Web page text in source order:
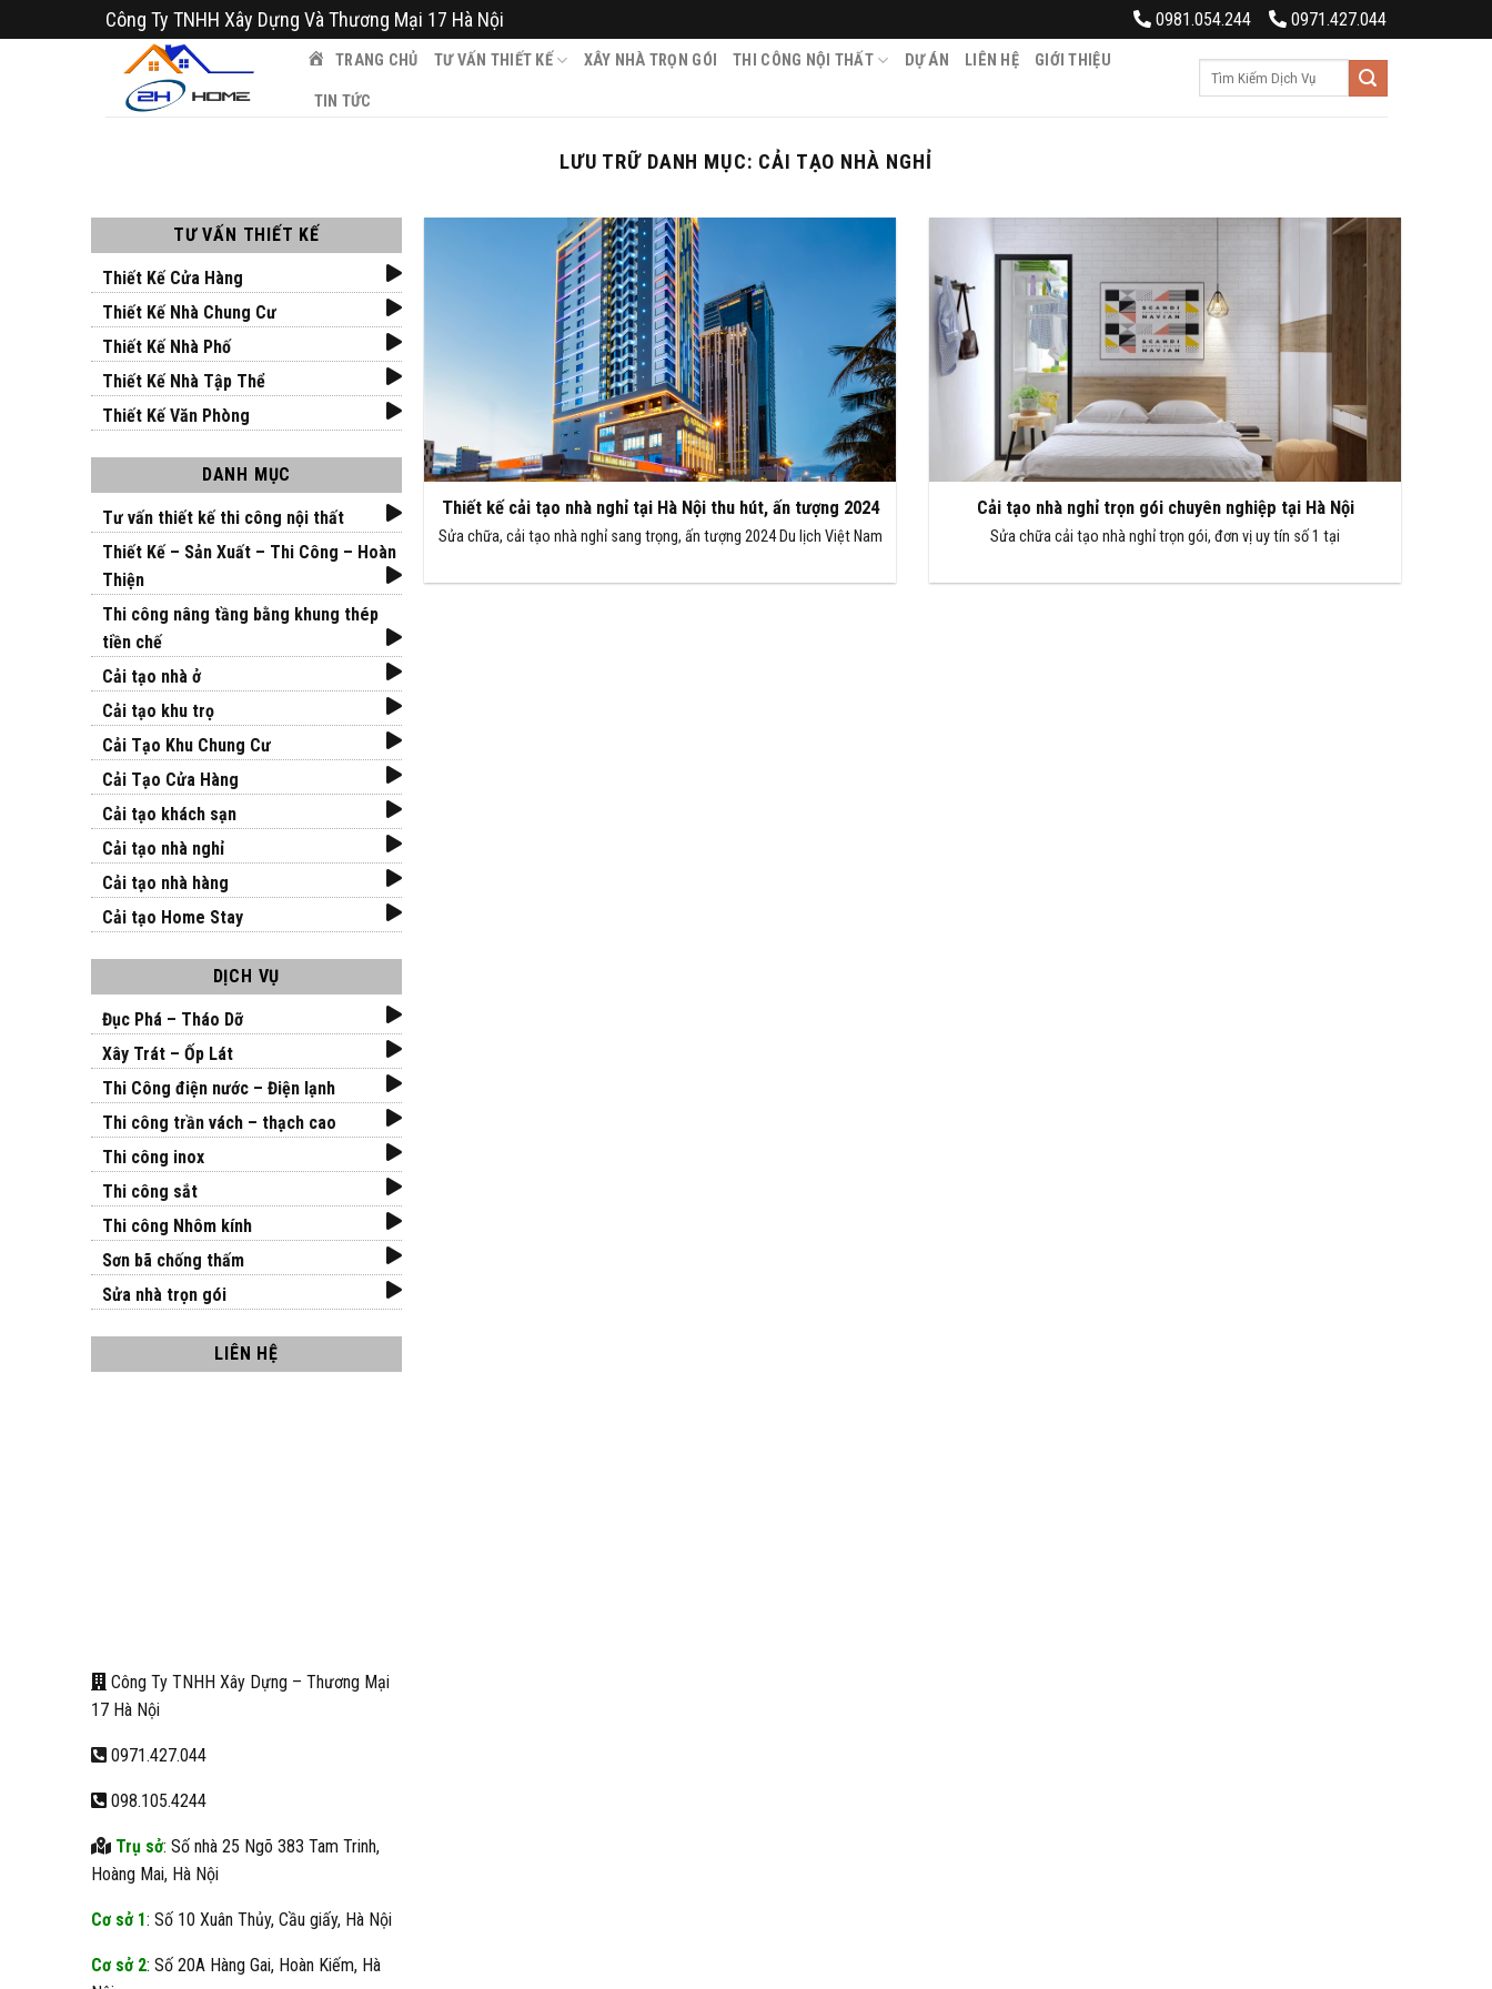
qua
Công Ty TNHH Xây Dựng Và Thương Mại 17 Hà Nội 0981.054.244 0971.427.044
TRANG CHỦ TƯ VẤN THIẾT KẾ XÂY NHÀ TRỌN GÓI THI CÔNG NỘI THẤT DỰ ÁN LIÊN HỆ GIỚI THIỆU
TIN TỨC
LƯU TRỮ DANH MỤC: CẢI TẠO NHÀ NGHỈ
TƯ VẤN THIẾT KẾ
Thiết Kế Cửa Hàng
Thiết Kế Nhà Chung Cư
Thiết Kế Nhà Phố
Thiết Kế Nhà Tập Thể
Thiết Kế Văn Phòng
DANH MỤC
Tư vấn thiết kế thi công nội thất
Thiết Kế – Sản Xuất – Thi Công – Hoàn
Thiện
Thi công nâng tầng bằng khung thép
tiền chế
Cải tạo nhà ở
Cải tạo khu trọ
Cải Tạo Khu Chung Cư
Cải Tạo Cửa Hàng
Cải tạo khách sạn
Cải tạo nhà nghỉ
Cải tạo nhà hàng
Cải tạo Home Stay
DỊCH VỤ
Đục Phá – Tháo Dỡ
Xây Trát – Ốp Lát
Thi Công điện nước – Điện lạnh
Thi công trần vách – thạch cao
Thi công inox
Thi công sắt
Thi công Nhôm kính
Sơn bã chống thấm
Sửa nhà trọn gói
LIÊN HỆ
Công Ty TNHH Xây Dựng – Thương Mại
17 Hà Nội
0971.427.044
098.105.4244
Trụ sở: Số nhà 25 Ngõ 383 Tam Trinh,
Hoàng Mai, Hà Nội
Cơ sở 1: Số 10 Xuân Thủy, Cầu giấy, Hà Nội
Cơ sở 2: Số 20A Hàng Gai, Hoàn Kiếm, Hà
Thiết kế cải tạo nhà nghỉ tại Hà Nội thu hút, ấn tượng 2024
Sửa chữa, cải tạo nhà nghỉ sang trọng, ấn tượng 2024 Du lịch Việt Nam
Cải tạo nhà nghỉ trọn gói chuyên nghiệp tại Hà Nội
Sửa chữa cải tạo nhà nghỉ trọn gói, đơn vị uy tín số 1 tại